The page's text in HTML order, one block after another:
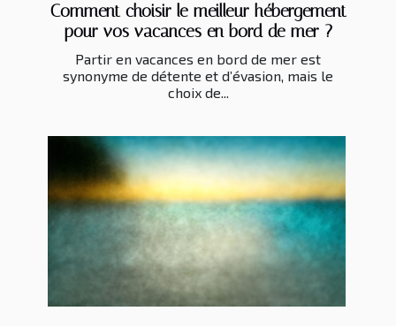
Comment choisir le meilleur hébergement
pour vos vacances en bord de mer ?
Partir en vacances en bord de mer est
synonyme de détente et d’évasion, mais le
choix de...